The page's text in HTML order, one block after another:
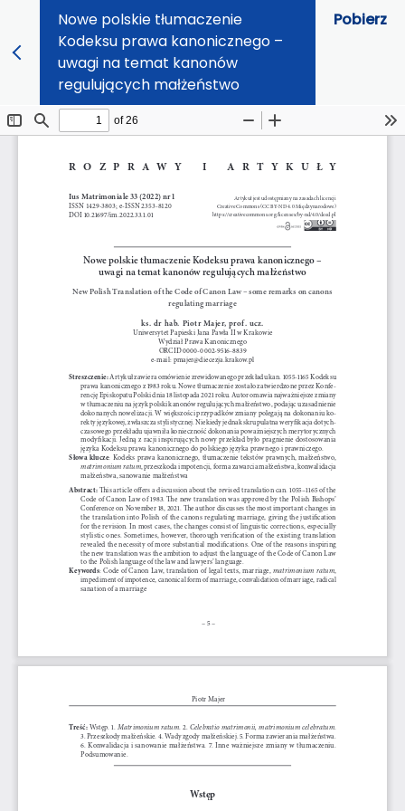
Nowe polskie tłumaczenie
Kodeksu prawa kanonicznego –
uwagi na temat kanonów
regulujących małżeństwo
Pobierz